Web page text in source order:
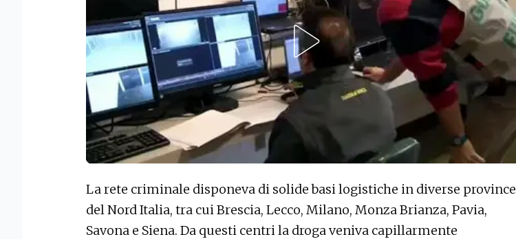
La rete criminale disponeva di solide basi logistiche in diverse province
del Nord Italia, tra cui Brescia, Lecco, Milano, Monza Brianza, Pavia,
Savona e Siena. Da questi centri la droga veniva capillarmente